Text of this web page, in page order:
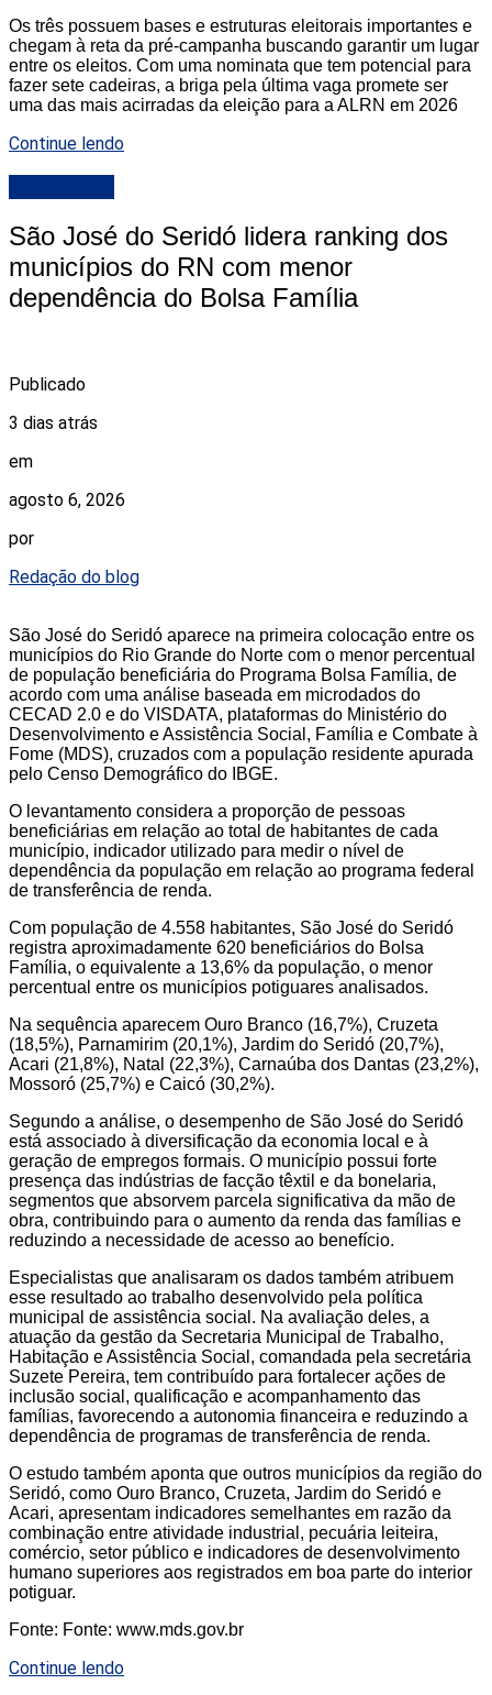
Os três possuem bases e estruturas eleitorais importantes e
chegam à reta da pré-campanha buscando garantir um lugar
entre os eleitos. Com uma nominata que tem potencial para
fazer sete cadeiras, a briga pela última vaga promete ser
uma das mais acirradas da eleição para a ALRN em 2026
Continue lendo
São José do Seridó lidera ranking dos
municípios do RN com menor
dependência do Bolsa Família
Publicado
3 dias atrás
em
agosto 6, 2026
por
Redação do blog
São José do Seridó aparece na primeira colocação entre os
municípios do Rio Grande do Norte com o menor percentual
de população beneficiária do Programa Bolsa Família, de
acordo com uma análise baseada em microdados do
CECAD 2.0 e do VISDATA, plataformas do Ministério do
Desenvolvimento e Assistência Social, Família e Combate à
Fome (MDS), cruzados com a população residente apurada
pelo Censo Demográfico do IBGE.
O levantamento considera a proporção de pessoas
beneficiárias em relação ao total de habitantes de cada
município, indicador utilizado para medir o nível de
dependência da população em relação ao programa federal
de transferência de renda.
Com população de 4.558 habitantes, São José do Seridó
registra aproximadamente 620 beneficiários do Bolsa
Família, o equivalente a 13,6% da população, o menor
percentual entre os municípios potiguares analisados.
Na sequência aparecem Ouro Branco (16,7%), Cruzeta
(18,5%), Parnamirim (20,1%), Jardim do Seridó (20,7%),
Acari (21,8%), Natal (22,3%), Carnaúba dos Dantas (23,2%),
Mossoró (25,7%) e Caicó (30,2%).
Segundo a análise, o desempenho de São José do Seridó
está associado à diversificação da economia local e à
geração de empregos formais. O município possui forte
presença das indústrias de facção têxtil e da bonelaria,
segmentos que absorvem parcela significativa da mão de
obra, contribuindo para o aumento da renda das famílias e
reduzindo a necessidade de acesso ao benefício.
Especialistas que analisaram os dados também atribuem
esse resultado ao trabalho desenvolvido pela política
municipal de assistência social. Na avaliação deles, a
atuação da gestão da Secretaria Municipal de Trabalho,
Habitação e Assistência Social, comandada pela secretária
Suzete Pereira, tem contribuído para fortalecer ações de
inclusão social, qualificação e acompanhamento das
famílias, favorecendo a autonomia financeira e reduzindo a
dependência de programas de transferência de renda.
O estudo também aponta que outros municípios da região do
Seridó, como Ouro Branco, Cruzeta, Jardim do Seridó e
Acari, apresentam indicadores semelhantes em razão da
combinação entre atividade industrial, pecuária leiteira,
comércio, setor público e indicadores de desenvolvimento
humano superiores aos registrados em boa parte do interior
potiguar.
Fonte: Fonte: www.mds.gov.br
Continue lendo